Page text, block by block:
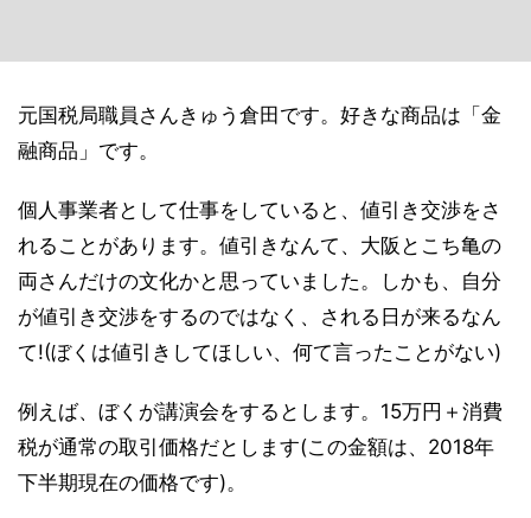
元国税局職員さんきゅう倉田です。好きな商品は「金
融商品」です。
個人事業者として仕事をしていると、値引き交渉をさ
れることがあります。値引きなんて、大阪とこち亀の
両さんだけの文化かと思っていました。しかも、自分
が値引き交渉をするのではなく、される日が来るなん
て!(ぼくは値引きしてほしい、何て言ったことがない)
例えば、ぼくが講演会をするとします。15万円＋消費
税が通常の取引価格だとします(この金額は、2018年
下半期現在の価格です)。